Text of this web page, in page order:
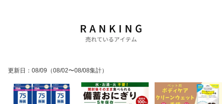
更新日 ： 08/09 （08/02〜08/08集計）